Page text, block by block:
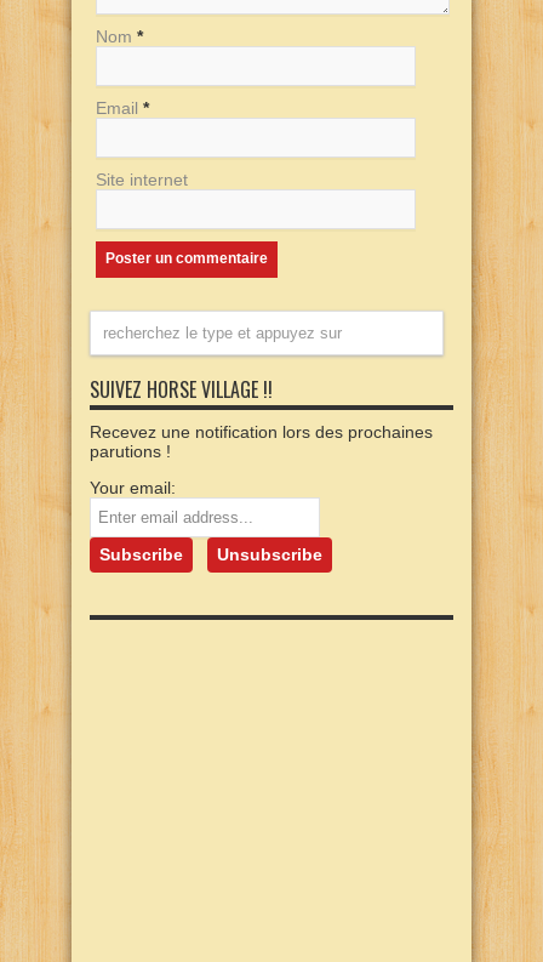
Nom *
Email *
Site internet
SUIVEZ HORSE VILLAGE !!
Recevez une notification lors des prochaines
parutions !
Your email: